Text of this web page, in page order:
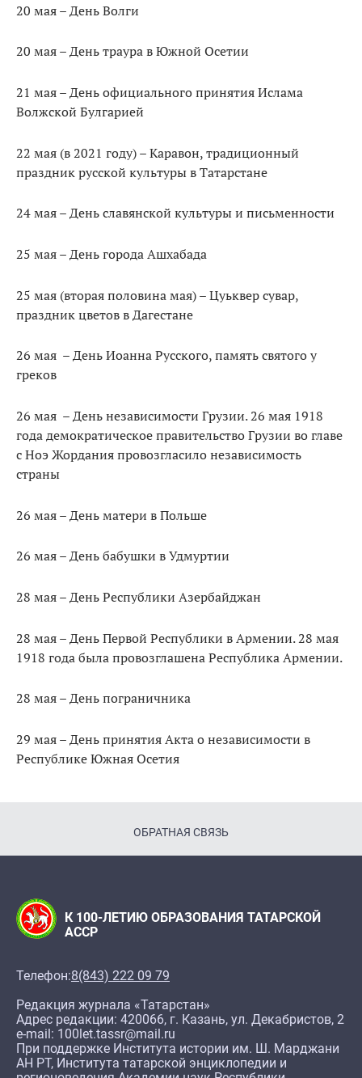
20 мая – День Волги
20 мая – День траура в Южной Осетии
21 мая – День официального принятия Ислама
Волжской Булгарией
22 мая (в 2021 году) – Каравон, традиционный
праздник русской культуры в Татарстане
24 мая – День славянской культуры и письменности
25 мая – День города Ашхабада
25 мая (вторая половина мая) – Цуьквер сувар,
праздник цветов в Дагестане
26 мая – День Иоанна Русского, память святого у
греков
26 мая – День независимости Грузии. 26 мая 1918
года демократическое правительство Грузии во главе
с Ноэ Жордания провозгласило независимость
страны
26 мая – День матери в Польше
26 мая – День бабушки в Удмуртии
28 мая – День Республики Азербайджан
28 мая – День Первой Республики в Армении. 28 мая
1918 года была провозглашена Республика Армении.
28 мая – День пограничника
29 мая – День принятия Акта о независимости в
Республике Южная Осетия
ОБРАТНАЯ СВЯЗЬ
К 100-ЛЕТИЮ ОБРАЗОВАНИЯ ТАТАРСКОЙ
АССР
Телефон:8(843) 222 09 79
Редакция журнала «Татарстан»
Адрес редакции: 420066, г. Казань, ул. Декабристов, 2
e-mail: 100let.tassr@mail.ru
При поддержке Института истории им. Ш. Марджани
АН РТ, Института татарской энциклопедии и